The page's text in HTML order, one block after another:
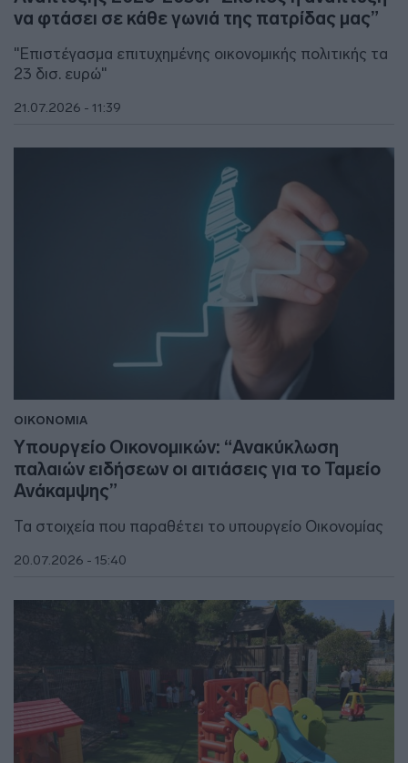
να φτάσει σε κάθε γωνιά της πατρίδας μας”
"Επιστέγασμα επιτυχημένης οικονομικής πολιτικής τα
23 δισ. ευρώ"
21.07.2026 - 11:39
ΟΙΚΟΝΟΜΙΑ
Υπουργείο Οικονομικών: “Ανακύκλωση
παλαιών ειδήσεων οι αιτιάσεις για το Ταμείο
Ανάκαμψης”
Τα στοιχεία που παραθέτει το υπουργείο Οικονομίας
20.07.2026 - 15:40